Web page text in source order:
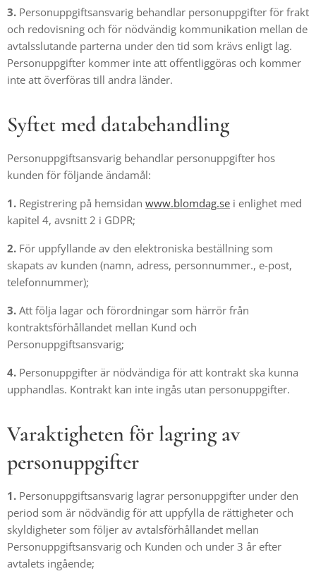
3. Personuppgiftsansvarig behandlar personuppgifter för frakt
och redovisning och för nödvändig kommunikation mellan de
avtalsslutande parterna under den tid som krävs enligt lag.
Personuppgifter kommer inte att offentliggöras och kommer
inte att överföras till andra länder.
Syftet med databehandling
Personuppgiftsansvarig behandlar personuppgifter hos
kunden för följande ändamål:
1. Registrering på hemsidan www.blomdag.se i enlighet med
kapitel 4, avsnitt 2 i GDPR;
2. För uppfyllande av den elektroniska beställning som
skapats av kunden (namn, adress, personnummer., e-post,
telefonnummer);
3. Att följa lagar och förordningar som härrör från
kontraktsförhållandet mellan Kund och
Personuppgiftsansvarig;
4. Personuppgifter är nödvändiga för att kontrakt ska kunna
upphandlas. Kontrakt kan inte ingås utan personuppgifter.
Varaktigheten för lagring av
personuppgifter
1. Personuppgiftsansvarig lagrar personuppgifter under den
period som är nödvändig för att uppfylla de rättigheter och
skyldigheter som följer av avtalsförhållandet mellan
Personuppgiftsansvarig och Kunden och under 3 år efter
avtalets ingående;